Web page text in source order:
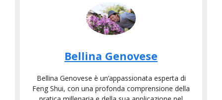
Bellina Genovese
Bellina Genovese è un’appassionata esperta di
Feng Shui, con una profonda comprensione della